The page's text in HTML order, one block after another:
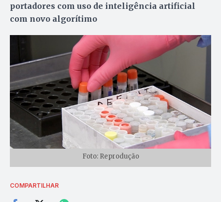
portadores com uso de inteligência artificial
com novo algorítimo
Foto: Reprodução
COMPARTILHAR